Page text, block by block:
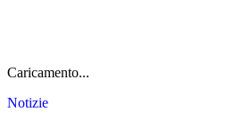
Caricamento...
Notizie